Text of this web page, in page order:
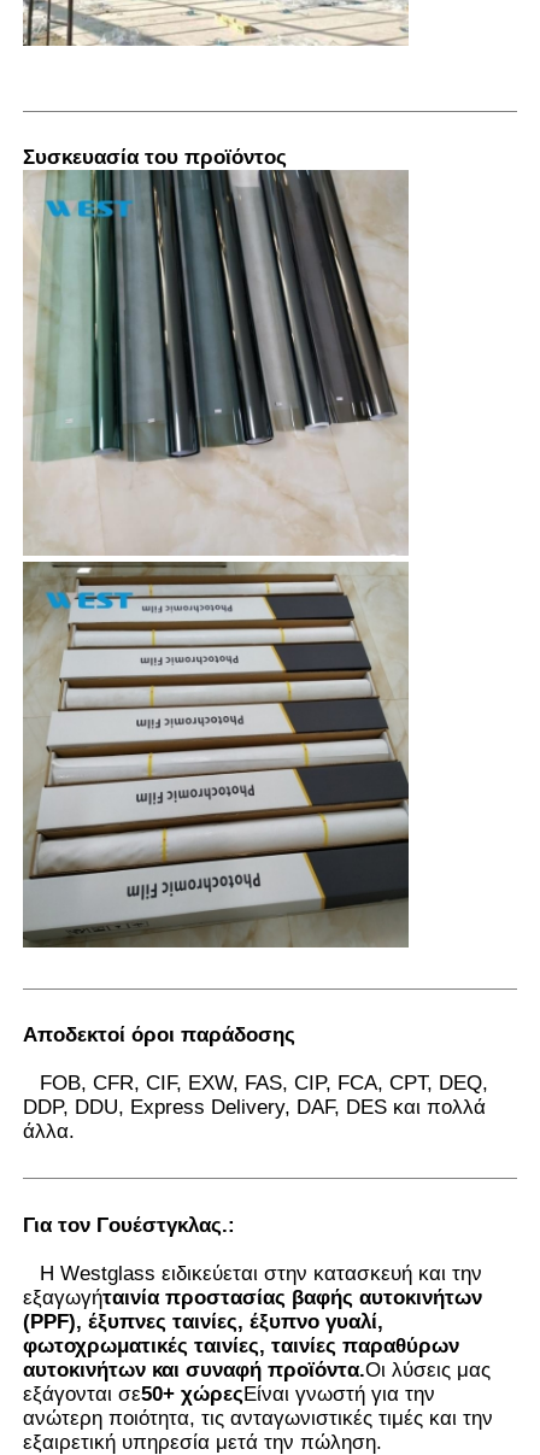
Συσκευασία του προϊόντος
Αποδεκτοί όροι παράδοσης
FOB, CFR, CIF, EXW, FAS, CIP, FCA, CPT, DEQ,
DDP, DDU, Express Delivery, DAF, DES και πολλά
άλλα.
Για τον Γουέστγκλας.:
Η Westglass ειδικεύεται στην κατασκευή και την
εξαγωγήταινία προστασίας βαφής αυτοκινήτων
(PPF), έξυπνες ταινίες, έξυπνο γυαλί,
φωτοχρωματικές ταινίες, ταινίες παραθύρων
αυτοκινήτων και συναφή προϊόντα.Οι λύσεις μας
εξάγονται σε50+ χώρεςΕίναι γνωστή για την
ανώτερη ποιότητα, τις ανταγωνιστικές τιμές και την
εξαιρετική υπηρεσία μετά την πώληση.